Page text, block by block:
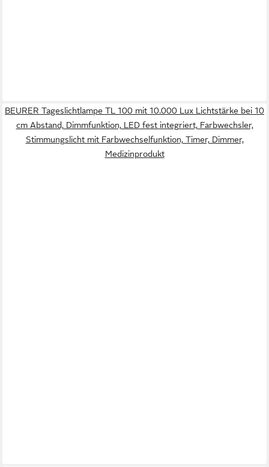
BEURER Tageslichtlampe TL 100 mit 10.000 Lux Lichtstärke bei 10
cm Abstand, Dimmfunktion, LED fest integriert, Farbwechsler,
Stimmungslicht mit Farbwechselfunktion, Timer, Dimmer,
Medizinprodukt